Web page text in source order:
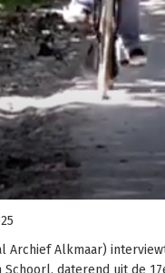
Archief Alkmaar)
daterend uit de